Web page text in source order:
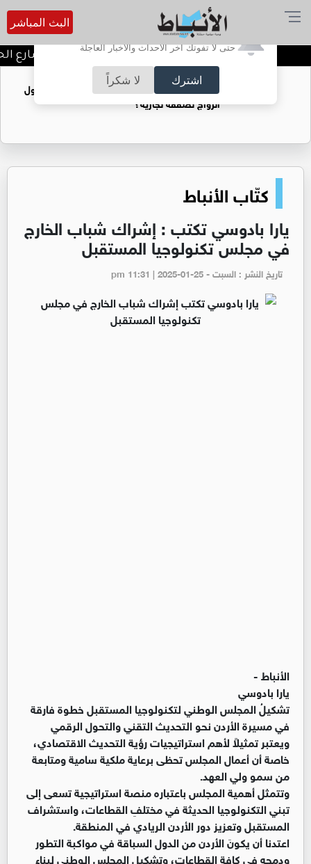
أترغب في تفعيل الإشعارات؟
حتى لا تفوتك آخر الأحداث والأخبار العاجلة
اشترك لا شكراً
البث المباشر
توقيف شبكات دعارة في شارع
فتيات يستغللنه لتحقيق مكاسب مادية.. هل تحول
الزواج لصفقة تجارية؟
كتّاب الأنباط
يارا بادوسي تكتب : إشراك شباب الخارج
في مجلس تكنولوجيا المستقبل
تاريخ النشر : السبت - pm 11:31 | 2025-01-25
الأنباط -
يارا بادوسي
تشكيلُ المجلس الوطني لتكنولوجيا المستقبل خطوة فارقة
في مسيرة الأردن نحو التحديث التقني والتحول الرقمي
ويعتبر تمثيلاً لأهم استراتيجيات رؤية التحديث الاقتصادي،
خاصة أن أعمال المجلس تحظى برعاية ملكية سامية ومتابعة
من سمو ولي العهد.
وتتمثل أهمية المجلس باعتباره منصة استراتيجية تسعى إلى
تبني التكنولوجيا الحديثة في مختلفِ القطاعات، واستشراف
المستقبل وتعزيز دور الأردن الريادي في المنطقة.
اعتدنا أن يكونَ الأردن من الدول السباقة في مواكبة التطور
ودمجه في كافة القطاعات، وتشكيل المجلس الوطني لبناء